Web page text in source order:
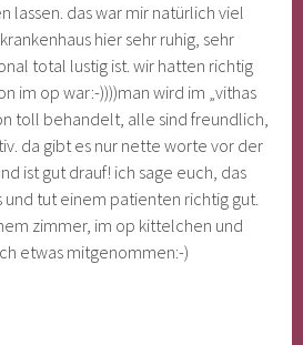
lassen. das war mir natürlich viel
hier sehr ruhig, sehr
total lustig ist. wir hatten richtig
im op war:-))))man wird im „vithas
toll behandelt, alle sind freundlich,
da gibt es nur nette worte vor der
ist gut drauf! ich sage euch, das
tut einem patienten richtig gut.
zimmer, im op kittelchen und
etwas mitgenommen:-)